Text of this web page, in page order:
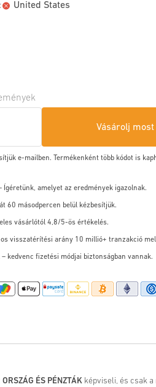
United States
Vásárolj most
e-mailben. Termékenként több kódot is
Ígéretünk, amelyet az eredmények igazolnak.
60 másodpercen belül kézbesítjük.
vásárlótól 4,8/5-ös értékelés.
os visszatérítési arány 10 millió+ tranzakció
kedvenc fizetési módjai biztonságban vannak.
ORSZÁG ÉS PÉNZTÁK képviseli, és csak